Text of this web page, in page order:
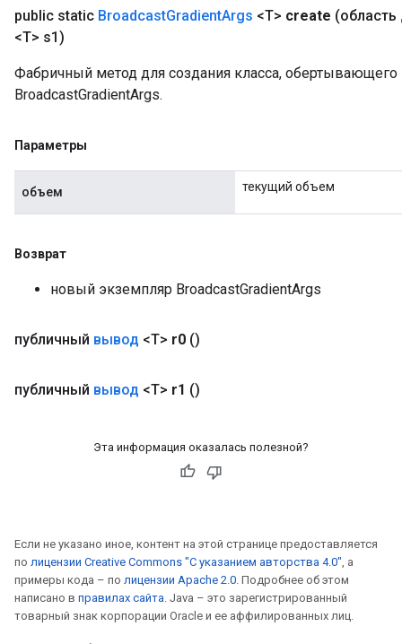
public static BroadcastGradientArgs <T> create (область
<T> s1)
Фабричный метод для создания класса,
BroadcastGradientArgs.
Параметры
объем текущий объем
Возврат
новый экземпляр BroadcastGradientArgs
публичный вывод <T> r0 ()
публичный вывод <T> r1 ()
Эта информация оказалась полезной?
Если не указано иное, контент на этой странице предоставляется
по лицензии Creative Commons "С указанием авторства 4.0", а
примеры кода – по лицензии Apache 2.0. Подробнее об этом
написано в правилах сайта. Java – это зарегистрированный
товарный знак корпорации Oracle и ее аффилированных лиц.